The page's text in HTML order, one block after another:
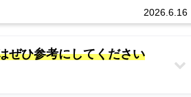
2026.6.16
ぜひ参考にしてください